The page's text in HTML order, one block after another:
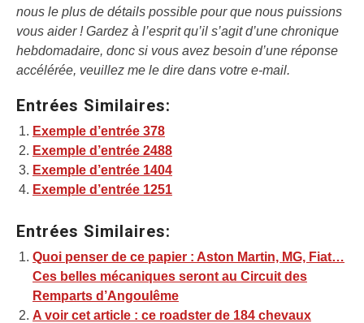
nous le plus de détails possible pour que nous puissions
vous aider ! Gardez à l’esprit qu’il s’agit d’une chronique
hebdomadaire, donc si vous avez besoin d’une réponse
accélérée, veuillez me le dire dans votre e-mail.
Entrées Similaires:
Exemple d’entrée 378
Exemple d’entrée 2488
Exemple d’entrée 1404
Exemple d’entrée 1251
Entrées Similaires:
Quoi penser de ce papier : Aston Martin, MG, Fiat…
Ces belles mécaniques seront au Circuit des
Remparts d’Angoulême
A voir cet article : ce roadster de 184 chevaux